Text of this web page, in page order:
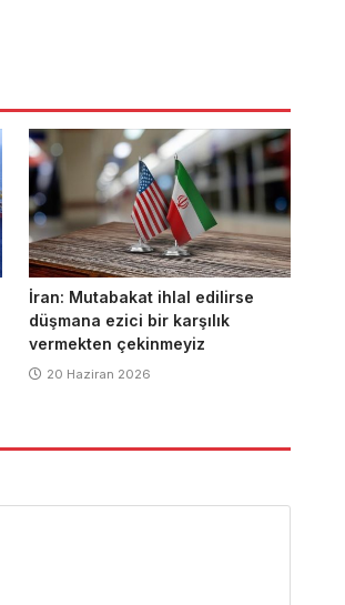
İran: Mutabakat ihlal edilirse
düşmana ezici bir karşılık
vermekten çekinmeyiz
20 Haziran 2026